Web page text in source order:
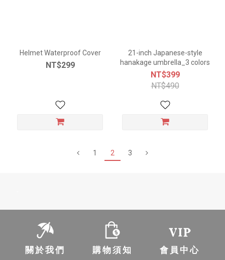
Helmet Waterproof Cover
NT$299
21-inch Japanese-style
hanakage umbrella_3 colors
NT$399
NT$490
1 2 3
關於我們 購物須知 會員中心